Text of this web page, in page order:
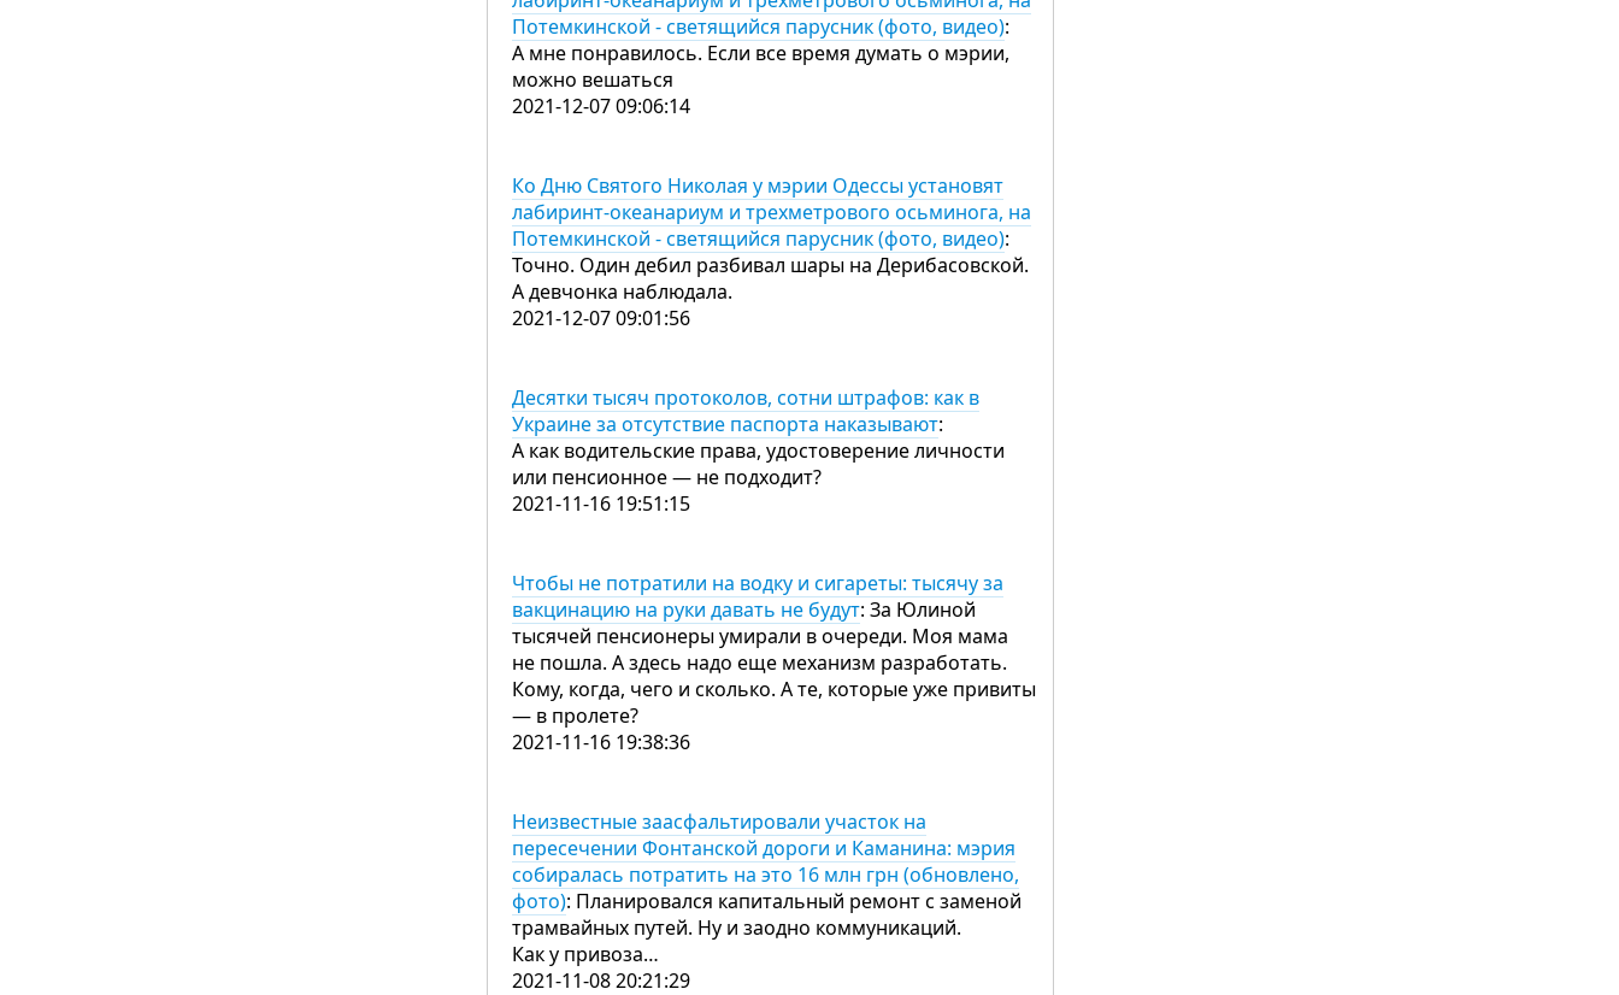
Потемкинской - светящийся парусник (фото, видео):
А мне понравилось. Если все время думать о мэрии,
можно вешаться
2021-12-07 09:06:14
Ко Дню Святого Николая у мэрии Одессы установят
лабиринт-океанариум и трехметрового осьминога, на
Потемкинской - светящийся парусник (фото, видео):
Точно. Один дебил разбивал шары на Дерибасовской.
А девчонка наблюдала.
2021-12-07 09:01:56
Десятки тысяч протоколов, сотни штрафов: как в
Украине за отсутствие паспорта наказывают:
А как водительские права, удостоверение личности
или пенсионное — не подходит?
2021-11-16 19:51:15
Чтобы не потратили на водку и сигареты: тысячу за
вакцинацию на руки давать не будут: За Юлиной
тысячей пенсионеры умирали в очереди. Моя мама
не пошла. А здесь надо еще механизм разработать.
Кому, когда, чего и сколько. А те, которые уже привиты
— в пролете?
2021-11-16 19:38:36
Неизвестные заасфальтировали участок на
пересечении Фонтанской дороги и Каманина: мэрия
собиралась потратить на это 16 млн грн (обновлено,
фото): Планировался капитальный ремонт с заменой
трамвайных путей. Ну и заодно коммуникаций.
Как у привоза…
2021-11-08 20:21:29